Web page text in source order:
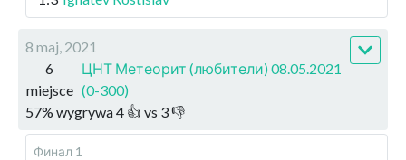
8 maj, 2021
6
miejsce
ЦНТ Метеорит (любители) 08.05.2021
(0-300)
57% wygrywa4 👍 vs 3👎
Финал 1